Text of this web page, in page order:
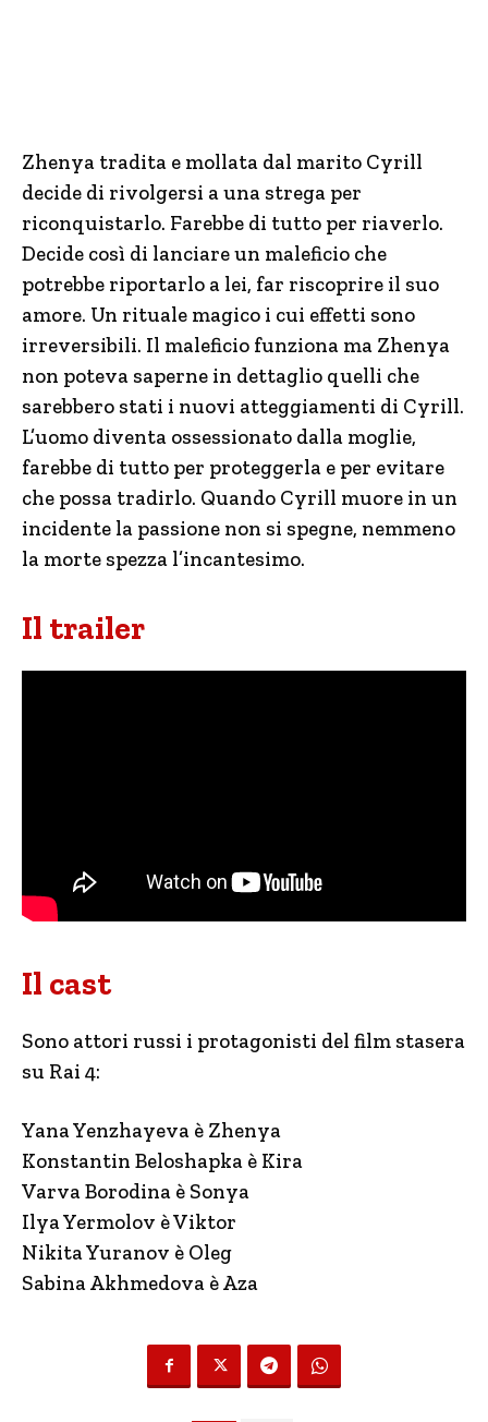
Zhenya tradita e mollata dal marito Cyrill
decide di rivolgersi a una strega per
riconquistarlo. Farebbe di tutto per riaverlo.
Decide così di lanciare un maleficio che
potrebbe riportarlo a lei, far riscoprire il suo
amore. Un rituale magico i cui effetti sono
irreversibili. Il maleficio funziona ma Zhenya
non poteva saperne in dettaglio quelli che
sarebbero stati i nuovi atteggiamenti di Cyrill.
L’uomo diventa ossessionato dalla moglie,
farebbe di tutto per proteggerla e per evitare
che possa tradirlo. Quando Cyrill muore in un
incidente la passione non si spegne, nemmeno
la morte spezza l’incantesimo.
Il trailer
Il cast
Sono attori russi i protagonisti del film stasera
su Rai 4:
Yana Yenzhayeva è Zhenya
Konstantin Beloshapka è Kira
Varva Borodina è Sonya
Ilya Yermolov è Viktor
Nikita Yuranov è Oleg
Sabina Akhmedova è Aza